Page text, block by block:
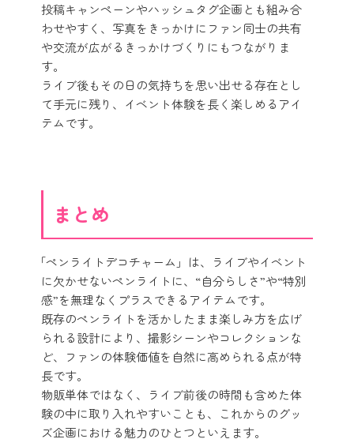
投稿キャンペーンやハッシュタグ企画とも組み合
わせやすく、写真をきっかけにファン同士の共有
や交流が広がるきっかけづくりにもつながりま
す。
ライブ後もその日の気持ちを思い出せる存在とし
て手元に残り、イベント体験を長く楽しめるアイ
テムです。
まとめ
「ペンライトデコチャーム」は、ライブやイベント
に欠かせないペンライトに、“自分らしさ”や“特別
感”を無理なくプラスできるアイテムです。
既存のペンライトを活かしたまま楽しみ方を広げ
られる設計により、撮影シーンやコレクションな
ど、ファンの体験価値を自然に高められる点が特
長です。
物販単体ではなく、ライブ前後の時間も含めた体
験の中に取り入れやすいことも、これからのグッ
ズ企画における魅力のひとつといえます。